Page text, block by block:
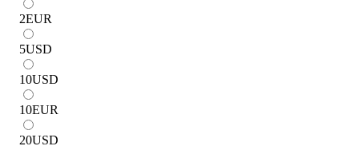
2EUR
5USD
10USD
10EUR
20USD